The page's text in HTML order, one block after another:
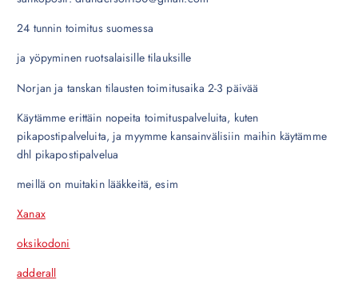
24 tunnin toimitus suomessa
ja yöpyminen ruotsalaisille tilauksille
Norjan ja tanskan tilausten toimitusaika 2-3 päivää
Käytämme erittäin nopeita toimituspalveluita, kuten
pikapostipalveluita, ja myymme kansainvälisiin maihin käytämme
dhl pikapostipalvelua
meillä on muitakin lääkkeitä, esim
Xanax
oksikodoni
adderall